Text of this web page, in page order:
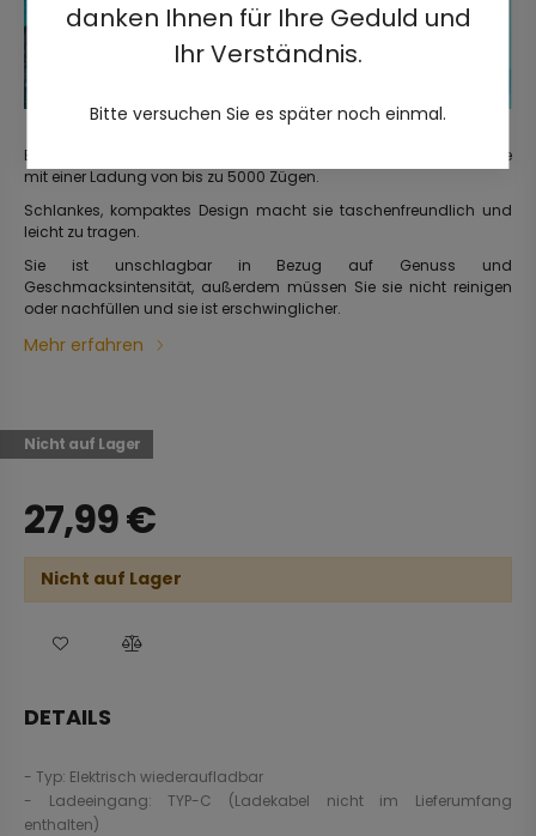
danken Ihnen für Ihre Geduld und
Ihr Verständnis.
Bitte versuchen Sie es später noch einmal.
Elegante, gebrauchsfertige, vorgefüllte elektrische Einweg-Zigarette
mit einer Ladung von bis zu 5000 Zügen.
Schlankes, kompaktes Design macht sie taschenfreundlich und
leicht zu tragen.
Sie ist unschlagbar in Bezug auf Genuss und
Geschmacksintensität, außerdem müssen Sie sie nicht reinigen
oder nachfüllen und sie ist erschwinglicher.
Mehr erfahren
Nicht auf Lager
27,99€
Nicht auf Lager
DETAILS
- Typ: Elektrisch wiederaufladbar
- Ladeeingang: TYP-C (Ladekabel nicht im Lieferumfang
enthalten)